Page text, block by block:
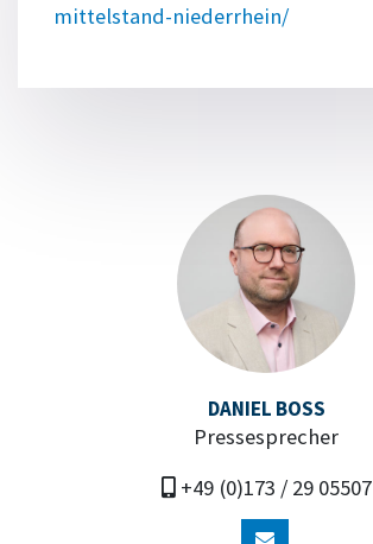
DANIEL BOSS
Pressesprecher
+49 (0)173 / 29 05507
mittelstand-niederrhein/